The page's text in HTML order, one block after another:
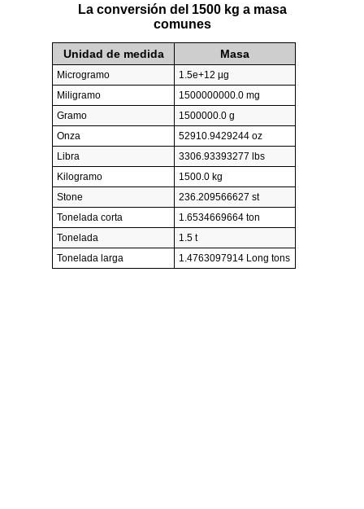
La conversión del 1500 kg a masa
comunes
Unidad de medida Masa
Microgramo
1.5e+12 µg
Miligramo
1500000000.0 mg
Gramo
1500000.0 g
Onza
52910.9429244 oz
Libra
3306.93393277 lbs
Kilogramo
1500.0 kg
Stone
236.209566627 st
Tonelada corta
1.6534669664 ton
Tonelada
1.5 t
Tonelada larga
1.4763097914 Long tons